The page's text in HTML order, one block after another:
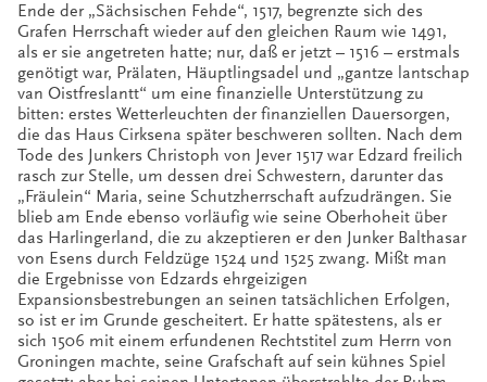
Ende der „Sächsischen Fehde“, 1517, begrenzte sich des
Grafen Herrschaft wieder auf den gleichen Raum wie 1491,
als er sie angetreten hatte; nur, daß er jetzt – 1516 – erstmals
genötigt war, Prälaten, Häuptlingsadel und „gantze lantschap
van Oistfreslantt“ um eine finanzielle Unterstützung zu
bitten: erstes Wetterleuchten der finanziellen Dauersorgen,
die das Haus Cirksena später beschweren sollten. Nach dem
Tode des Junkers Christoph von Jever 1517 war Edzard freilich
rasch zur Stelle, um dessen drei Schwestern, darunter das
„Fräulein“ Maria, seine Schutzherrschaft aufzudrängen. Sie
blieb am Ende ebenso vorläufig wie seine Oberhoheit über
das Harlingerland, die zu akzeptieren er den Junker Balthasar
von Esens durch Feldzüge 1524 und 1525 zwang. Mißt man
die Ergebnisse von Edzards ehrgeizigen
Expansionsbestrebungen an seinen tatsächlichen Erfolgen,
so ist er im Grunde gescheitert. Er hatte spätestens, als er
sich 1506 mit einem erfundenen Rechtstitel zum Herrn von
Groningen machte, seine Grafschaft auf sein kühnes Spiel